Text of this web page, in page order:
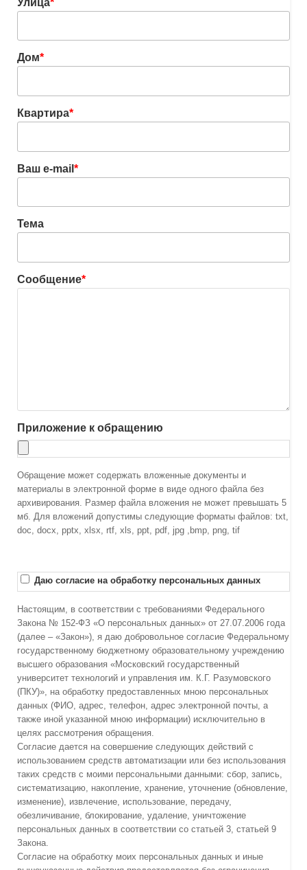
Дом*
Квартира*
Ваш e-mail *
Тема
Сообщение*
Приложение к обращению
Обращение может содержать вложенные документы и
материалы в электронной форме в виде одного файла без
архивирования. Размер файла вложения не может превышать 5
мб. Для вложений допустимы следующие форматы файлов: txt,
doc, docx, pptx, xlsx, rtf, xls, ppt, pdf, jpg ,bmp, png, tif
Даю согласие на обработку персональных данных
Настоящим, в соответствии с требованиями Федерального
Закона № 152-ФЗ «О персональных данных» от 27.07.2006 года
(далее – «Закон»), я даю добровольное согласие Федеральному
государственному бюджетному образовательному учреждению
высшего образования «Московский государственный
университет технологий и управления им. К.Г. Разумовского
(ПКУ)», на обработку предоставленных мною персональных
данных (ФИО, адрес, телефон, адрес электронной почты, а
также иной указанной мною информации) исключительно в
целях рассмотрения обращения.
Согласие дается на совершение следующих действий с
использованием средств автоматизации или без использования
таких средств с моими персональными данными: сбор, запись,
систематизацию, накопление, хранение, уточнение (обновление,
изменение), извлечение, использование, передачу,
обезличивание, блокирование, удаление, уничтожение
персональных данных в соответствии со статьей 3, статьей 9
Закона.
Согласие на обработку моих персональных данных и иные